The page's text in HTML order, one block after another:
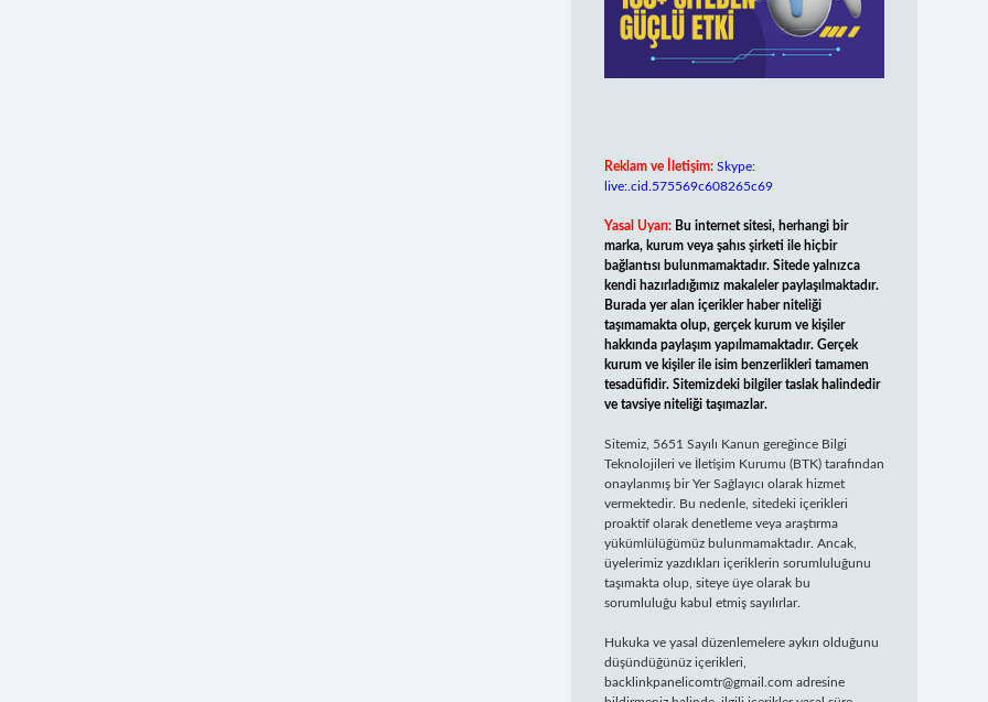
Reklam ve İletişim: Skype:
live:.cid.575569c608265c69
Yasal Uyarı: Bu internet sitesi, herhangi bir
marka, kurum veya şahıs şirketi ile hiçbir
bağlantısı bulunmamaktadır. Sitede yalnızca
kendi hazırladığımız makaleler paylaşılmaktadır.
Burada yer alan içerikler haber niteliği
taşımamakta olup, gerçek kurum ve kişiler
hakkında paylaşım yapılmamaktadır. Gerçek
kurum ve kişiler ile isim benzerlikleri tamamen
tesadüfidir. Sitemizdeki bilgiler taslak halindedir
ve tavsiye niteliği taşımazlar.
Sitemiz, 5651 Sayılı Kanun gereğince Bilgi
Teknolojileri ve İletişim Kurumu (BTK) tarafından
onaylanmış bir Yer Sağlayıcı olarak hizmet
vermektedir. Bu nedenle, sitedeki içerikleri
proaktif olarak denetleme veya araştırma
yükümlülüğümüz bulunmamaktadır. Ancak,
üyelerimiz yazdıkları içeriklerin sorumluluğunu
taşımakta olup, siteye üye olarak bu
sorumluluğu kabul etmiş sayılırlar.
Hukuka ve yasal düzenlemelere aykırı olduğunu
düşündüğünüz içerikleri,
backlinkpanelicomtr@gmail.com adresine